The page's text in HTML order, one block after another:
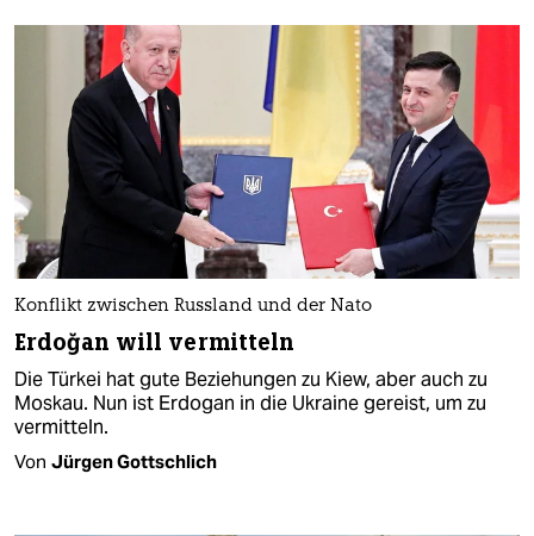
Konflikt zwischen Russland und der Nato
Erdoğan will vermitteln
Die Türkei hat gute Beziehungen zu Kiew, aber auch zu
Moskau. Nun ist Erdogan in die Ukraine gereist, um zu
vermitteln.
Von Jürgen Gottschlich